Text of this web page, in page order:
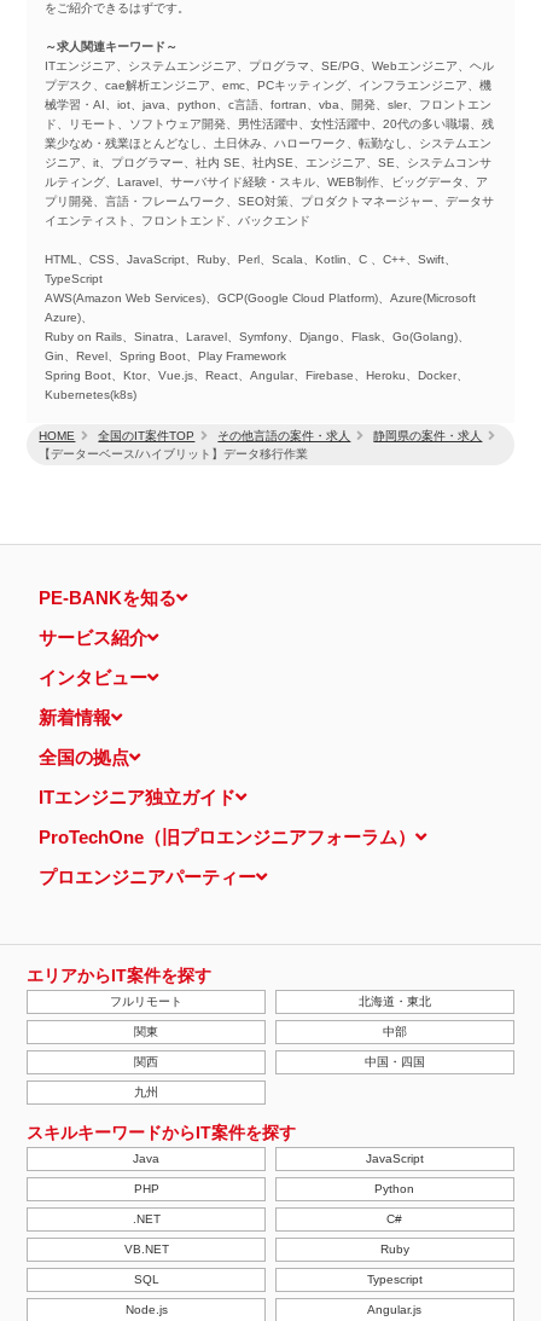
HOME 全国のIT案件TOP その他言語の案件・求人
静岡県の案件・求人
【データーベース/ハイブリット】データ移行作業
をご紹介できるはずです。
～求人関連キーワード～
ITエンジニア、システムエンジニア、プログラマ、SE/PG、Webエンジニア、ヘル
プデスク、cae解析エンジニア、emc、PCキッティング、インフラエンジニア、機
械学習・AI、iot、java、python、c言語、fortran、vba、開発、sler、フロントエン
ド、リモート、ソフトウェア開発、男性活躍中、女性活躍中、20代の多い職場、残
業少なめ・残業ほとんどなし、土日休み、ハローワーク、転勤なし、システムエン
ジニア、it、プログラマー、社内 SE、社内SE、エンジニア、SE、システムコンサ
ルティング、Laravel、サーバサイド経験・スキル、WEB制作、ビッグデータ、ア
プリ開発、言語・フレームワーク、SEO対策、プロダクトマネージャー、データサ
イエンティスト、フロントエンド、バックエンド
HTML、CSS、JavaScript、Ruby、Perl、Scala、Kotlin、C 、C++、Swift、
TypeScript
AWS(Amazon Web Services)、GCP(Google Cloud Platform)、Azure(Microsoft
Azure)、
Ruby on Rails、Sinatra、Laravel、Symfony、Django、Flask、Go(Golang)、
Gin、Revel、Spring Boot、Play Framework
Spring Boot、Ktor、Vue.js、React、Angular、Firebase、Heroku、Docker、
Kubernetes(k8s)
PE-BANKを知る
サービス紹介
インタビュー
新着情報
全国の拠点
ITエンジニア独立ガイド
ProTechOne（旧プロエンジニアフォーラム）
プロエンジニアパーティー
エリアからIT案件を探す
フルリモート 北海道・東北
関東 中部
関西 中国・四国
九州
スキルキーワードからIT案件を探す
Java JavaScript
PHP Python
.NET C#
VB.NET Ruby
SQL Typescript
Node.js Angular.js